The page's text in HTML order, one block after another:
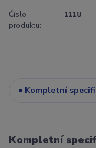
Číslo
produktu:
1118
Kompletní
Kompletní